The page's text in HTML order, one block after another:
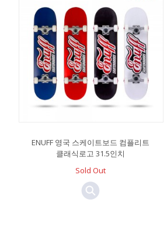
ENUFF 영국 스케이트보드 컴플리트
클래식로고 31.5인치
Sold Out